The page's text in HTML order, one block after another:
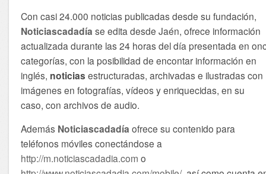
Con casi 24.000 noticias publicadas desde su fundación,
Noticiascadadía se edita desde Jaén, ofrece información
actualizada durante las 24 horas del día presentada en
categorías, con la posibilidad de encontar información en
inglés, noticias estructuradas, archivadas e ilustradas con
imágenes en fotografías, vídeos y enriquecidas, en su
caso, con archivos de audio.
Además Noticiascadadía ofrece su contenido para
teléfonos móviles conectándose a
http://m.noticiascadadia.com o